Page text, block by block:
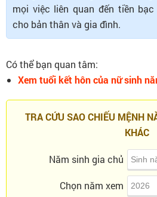
mọi việc liên quan đến tiền
cho bản thân và gia đình.
Có thể bạn quan tâm:
Xem tuổi kết hôn của nữ sinh
TRA CỨU SAO CHIẾU MỆNH
KHÁC
Năm sinh gia chủ
Chọn năm xem